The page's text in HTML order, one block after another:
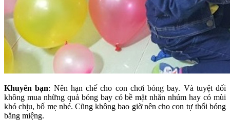
Khuyên bạn: Nên hạn chế cho con chơi bóng bay. Và tuyệt đối
không mua những quả bóng bay có bề mặt nhăn nhúm hay có mùi
khó chịu, bố mẹ nhé. Cũng không bao giờ nên cho con tự thổi bóng
bằng miệng.